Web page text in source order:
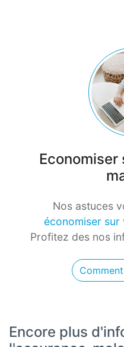
Nos astuces
économiser sur
Profitez des nos
Encore plus